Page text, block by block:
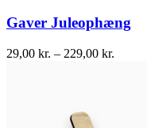
Gaver Juleophæng
29,00 kr. – 229,00 kr.